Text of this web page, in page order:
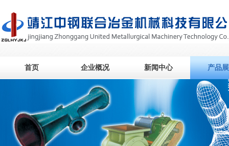
首页 企业概况 新闻中心 产品